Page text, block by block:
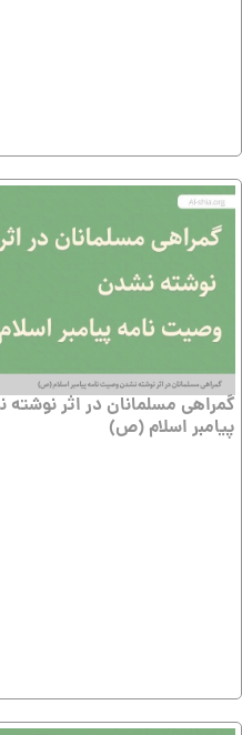
گمراهی مسلمانان در اثر
پیامبر اسلام (ص)